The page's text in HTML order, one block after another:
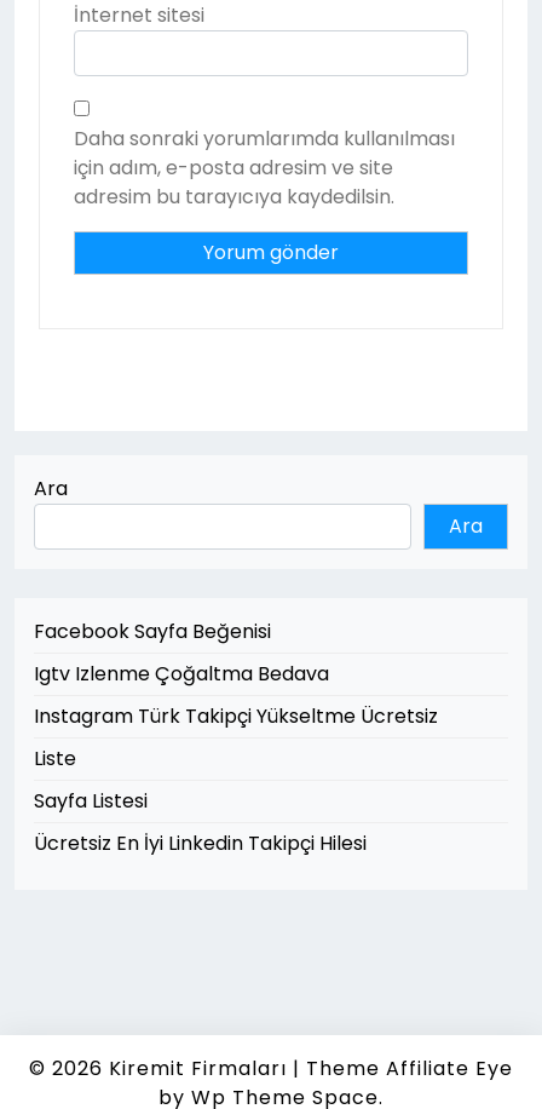
İnternet sitesi
Daha sonraki yorumlarımda kullanılması
için adım, e-posta adresim ve site
adresim bu tarayıcıya kaydedilsin.
Ara
Ara
Facebook Sayfa Beğenisi
Igtv Izlenme Çoğaltma Bedava
Instagram Türk Takipçi Yükseltme Ücretsiz
Liste
Sayfa Listesi
Ücretsiz En İyi Linkedin Takipçi Hilesi
© 2026 Kiremit Firmaları | Theme Affiliate Eye
by Wp Theme Space.